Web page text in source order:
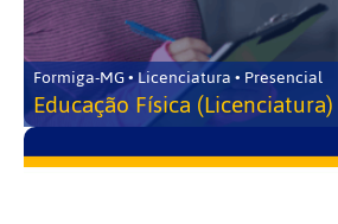
Formiga-MG • Licenciatura • Presencial
Educação Física (Licenciatura)